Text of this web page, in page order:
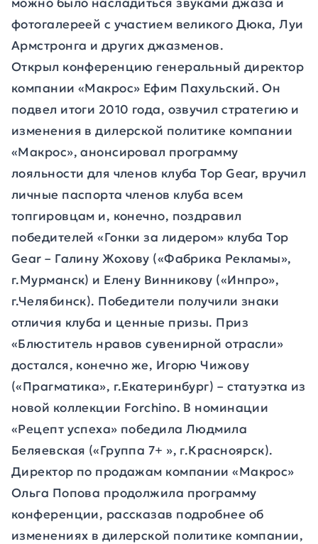
фотогалереей с участием великого Дюка, Луи
Армстронга и других джазменов.
Открыл конференцию генеральный директор
компании «Макрос» Ефим Пахульский. Он
подвел итоги 2010 года, озвучил стратегию и
изменения в дилерской политике компании
«Макрос», анонсировал программу
лояльности для членов клуба Top Gear, вручил
личные паспорта членов клуба всем
топгировцам и, конечно, поздравил
победителей «Гонки за лидером» клуба Top
Gear – Галину Жохову («Фабрика Рекламы»,
г.Мурманск) и Елену Винникову («Инпро»,
г.Челябинск). Победители получили знаки
отличия клуба и ценные призы. Приз
«Блюститель нравов сувенирной отрасли»
достался, конечно же, Игорю Чижову
(«Прагматика», г.Екатеринбург) – статуэтка из
новой коллекции Forchino. В номинации
«Рецепт успеха» победила Людмила
Беляевская («Группа 7+ », г.Красноярск).
Директор по продажам компании «Макрос»
Ольга Попова продолжила программу
конференции, рассказав подробнее об
изменениях в дилерской политике компании,